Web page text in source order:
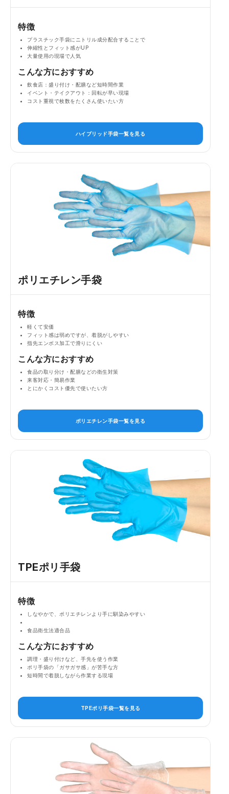
特徴
プラスチック手袋にニトリル成分配合することで
伸縮性とフィット感がUP
大量使用の現場で人気
こんな方におすすめ
飲食店：盛り付け・配膳など短時間作業
イベント・テイクアウト：回転が早い現場
コスト重視で枚数をたくさん使いたい方
ハイブリッド手袋一覧を見る
ポリエチレン手袋
特徴
軽くて安価
フィット感は弱めですが、着脱がしやすい
指先エンボス加工で滑りにくい
こんな方におすすめ
食品の取り分け・配膳などの衛生対策
来客対応・簡易作業
とにかくコスト優先で使いたい方
ポリエチレン手袋一覧を見る
TPEポリ手袋
特徴
しなやかで、ポリエチレンより手に馴染みやすい
食品衛生法適合品
こんな方におすすめ
調理・盛り付けなど、手先を使う作業
ポリ手袋の「ガサガサ感」が苦手な方
短時間で着脱しながら作業する現場
TPEポリ手袋一覧を見る